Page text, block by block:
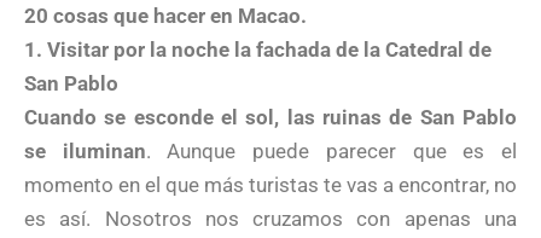
20 cosas que hacer en Macao.
1. Visitar por la noche la fachada de la Catedral de
San Pablo
Cuando se esconde el sol, las ruinas de San Pablo
se iluminan. Aunque puede parecer que es el
momento en el que más turistas te vas a encontrar, no
es así. Nosotros nos cruzamos con apenas una